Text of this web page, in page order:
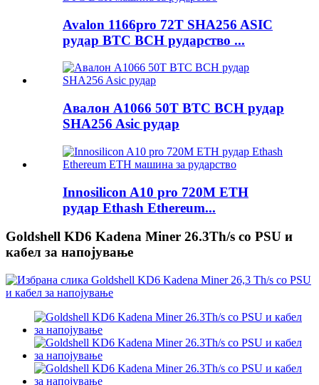
Avalon 1166pro 72T SHA256 ASIC
рудар BTC BCH рударство ...
Авалон A1066 50T BTC BCH рудар
SHA256 Asic рудар
Innosilicon A10 pro 720M ETH
рудар Ethash Ethereum...
Goldshell KD6 Kadena Miner 26.3Th/s со PSU и
кабел за напојување